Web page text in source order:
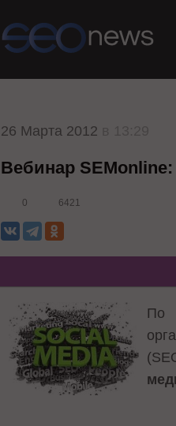
26 Марта 2012
Вебинар
0 6421
По